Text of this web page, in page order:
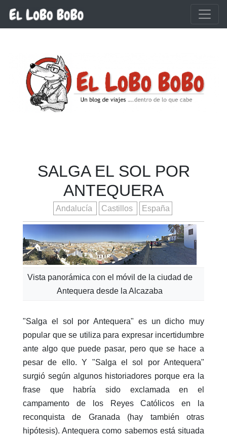
Ir al contenido principal
SALGA EL SOL POR
ANTEQUERA
Andalucía Castillos España
Vista panorámica con el móvil de la ciudad de
Antequera desde la Alcazaba
"Salga el sol por Antequera" es un dicho muy
popular que se utiliza para expresar incertidumbre
ante algo que puede pasar, pero que se hace a
pesar de ello. Y "Salga el sol por Antequera"
surgió según algunos historiadores porque era la
frase que habría sido exclamada en el
campamento de los Reyes Católicos en la
reconquista de Granada (hay también otras
hipótesis). Antequera como sabemos está situada